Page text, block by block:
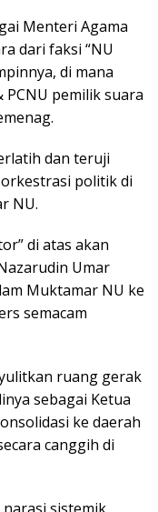
Menteri Agama
dari faksi “NU
di mana
PCNU pemilik suara
dan teruji
politik di
NU.
di atas akan
Umar
Muktamar NU ke
semacam
ruang gerak
sebagai Ketua
ke daerah
canggih di